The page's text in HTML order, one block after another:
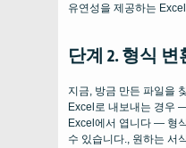
유연성을 제공하는
단계 2. 형식 변
지금, 방금 만든 파일을
Excel로 내보내는 경우
Excel에서 엽니다 — 형
수 있습니다., 원하는 서